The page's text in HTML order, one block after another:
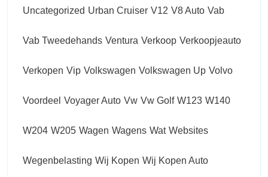
Uncategorized Urban Cruiser V12 V8 Auto Vab
Vab Tweedehands Ventura Verkoop Verkoopjeauto
Verkopen Vip Volkswagen Volkswagen Up Volvo
Voordeel Voyager Auto Vw Vw Golf W123 W140
W204 W205 Wagen Wagens Wat Websites
Wegenbelasting Wij Kopen Wij Kopen Auto